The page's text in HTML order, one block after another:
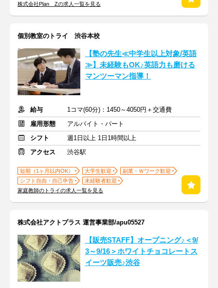
株式会社Plan Zの求人一覧を見る
個別教室のトライ 渋谷本校
【塾の先生≪中学生以上対象/英語
≫】未経験もOK♪英語力も磨ける
マンツーマン指導！
給与
1コマ(60分)：1450～4050円＋交通費
雇用形態
アルバイト・パート
シフト
週1日以上 1日1時間以上
アクセス
渋谷駅
短期（1ヶ月以内OK） 大学生歓迎
副業・Ｗワーク歓迎
シフト自由・自己申告
未経験者歓迎
家庭教師のトライの求人一覧を見る
株式会社アクトプラス 運営事業部/apu05527
【販売STAFF】オープニング♪＜9/
3～9/16＞ホワイトチョコレートス
イーツ販売♪渋谷